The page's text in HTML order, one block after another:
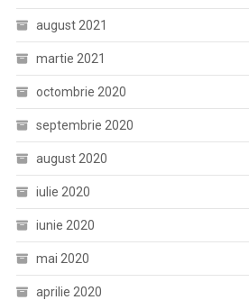
august 2021
martie 2021
octombrie 2020
septembrie 2020
august 2020
iulie 2020
iunie 2020
mai 2020
aprilie 2020